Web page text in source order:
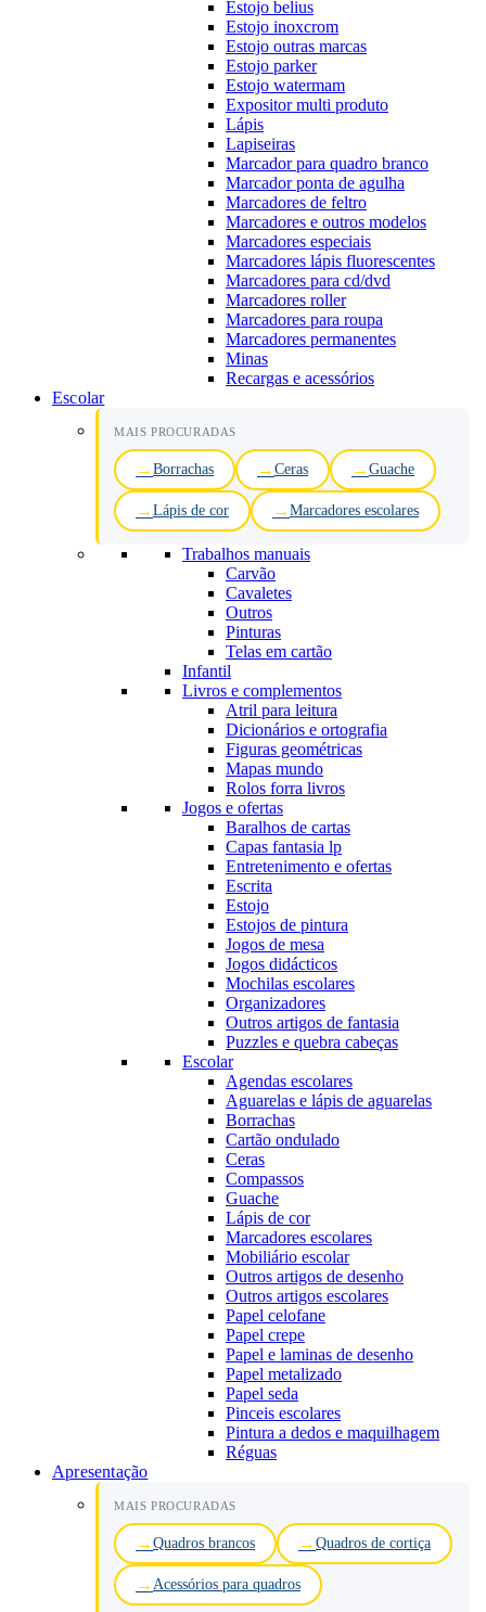
Estojo belius
Estojo inoxcrom
Estojo outras marcas
Estojo parker
Estojo watermam
Expositor multi produto
Lápis
Lapiseiras
Marcador para quadro branco
Marcador ponta de agulha
Marcadores de feltro
Marcadores e outros modelos
Marcadores especiais
Marcadores lápis fluorescentes
Marcadores para cd/dvd
Marcadores roller
Marcadores para roupa
Marcadores permanentes
Minas
Recargas e acessórios
Escolar
MAIS PROCURADAS
Borrachas Ceras Guache
Lápis de cor Marcadores escolares
Trabalhos manuais
Carvão
Cavaletes
Outros
Pinturas
Telas em cartão
Infantil
Livros e complementos
Atril para leitura
Dicionários e ortografia
Figuras geométricas
Mapas mundo
Rolos forra livros
Jogos e ofertas
Baralhos de cartas
Capas fantasia lp
Entretenimento e ofertas
Escrita
Estojo
Estojos de pintura
Jogos de mesa
Jogos didácticos
Mochilas escolares
Organizadores
Outros artigos de fantasia
Puzzles e quebra cabeças
Escolar
Agendas escolares
Aguarelas e lápis de aguarelas
Borrachas
Cartão ondulado
Ceras
Compassos
Guache
Lápis de cor
Marcadores escolares
Mobiliário escolar
Outros artigos de desenho
Outros artigos escolares
Papel celofane
Papel crepe
Papel e laminas de desenho
Papel metalizado
Papel seda
Pinceis escolares
Pintura a dedos e maquilhagem
Réguas
Apresentação
MAIS PROCURADAS
Quadros brancos Quadros de cortiça
Acessórios para quadros